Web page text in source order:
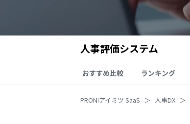
人事評価システム
おすすめ比較 ランキング
PRONIアイミツ SaaS 人事DX